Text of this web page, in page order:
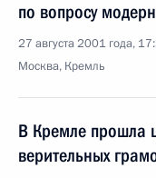
по вопросу
27 августа 2001 года,
Москва, Кремль
В Кремле прошла
верительных